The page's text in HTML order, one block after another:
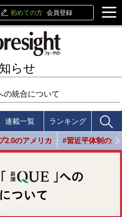
初めての方 会員登録
らせ
の統合について
連載一覧 ランキング
2.0のアメリカ #習近平体制の光